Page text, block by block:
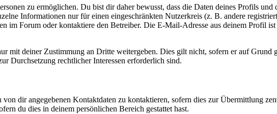
zu ermöglichen. Du bist dir daher bewusst, dass die Daten deines Profils
Informationen nur für einen eingeschränkten Nutzerkreis (z. B. andere
im Forum oder kontaktiere den Betreiber. Die E-Mail-Adresse aus deinem Profil
mit deiner Zustimmung an Dritte weitergeben. Dies gilt nicht, sofern er auf Grund
Durchsetzung rechtlicher Interessen erforderlich sind.
dir angegebenen Kontaktdaten zu kontaktieren, sofern dies zur Übermittlung
du dies in deinem persönlichen Bereich gestattet hast.